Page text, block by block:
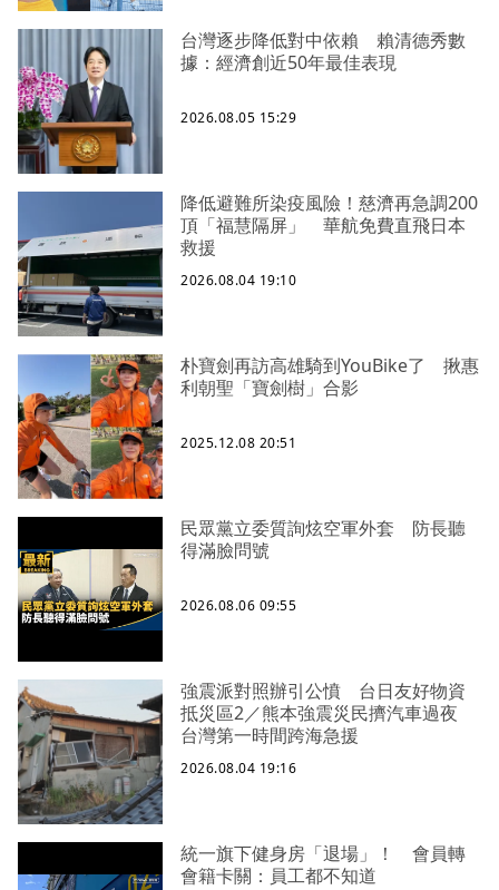
台灣逐步降低對中依賴 賴清德秀數
據：經濟創近50年最佳表現
2026.08.05 15:29
降低避難所染疫風險！慈濟再急調200
頂「福慧隔屏」 華航免費直飛日本
救援
2026.08.04 19:10
朴寶劍再訪高雄騎到YouBike了 揪惠
利朝聖「寶劍樹」合影
2025.12.08 20:51
民眾黨立委質詢炫空軍外套 防長聽
得滿臉問號
2026.08.06 09:55
強震派對照辦引公憤 台日友好物資
抵災區2／熊本強震災民擠汽車過夜
台灣第一時間跨海急援
2026.08.04 19:16
統一旗下健身房「退場」！ 會員轉
會籍卡關：員工都不知道